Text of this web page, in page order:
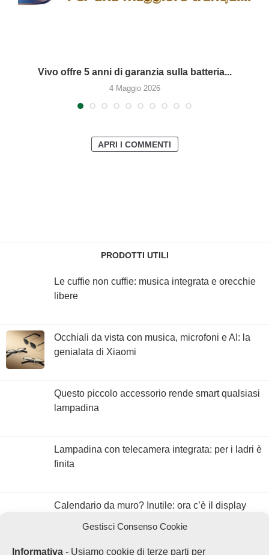
Gestisci Consenso Cookie
Informativa - Usiamo cookie di terze parti per
Vivo offre 5 anni di garanzia sulla batteria...
4 Maggio 2026
APRI I COMMENTI
PRODOTTI UTILI
Le cuffie non cuffie: musica integrata e orecchie
libere
Occhiali da vista con musica, microfoni e AI: la
genialata di Xiaomi
Questo piccolo accessorio rende smart qualsiasi
lampadina
Lampadina con telecamera integrata: per i ladri è
finita
Calendario da muro? Inutile: ora c’è il display